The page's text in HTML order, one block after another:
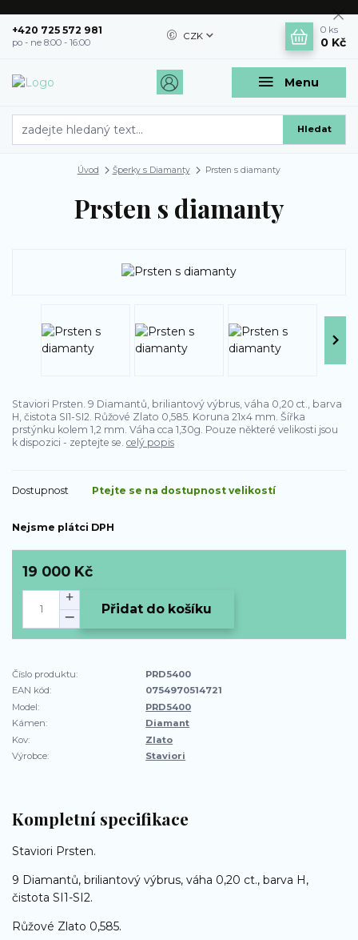
Menu
CZK
Hledat
+420 725 572 981
po - ne 8:00 - 16:00
0 ks
0 Kč
Úvod Šperky s Diamanty Prsten s diamanty
Prsten s diamanty
Staviori Prsten. 9 Diamantů, briliantový výbrus, váha 0,20 ct., barva
H, čistota SI1-SI2. Růžové Zlato 0,585. Koruna 21x4 mm. Šířka
prstýnku kolem 1,2 mm. Váha cca 1,30g. Pouze některé velikosti jsou
k dispozici - zeptejte se. celý popis
Dostupnost Ptejte se na dostupnost velikostí
Nejsme plátci DPH
19 000 Kč
Přidat do košíku
Číslo produktu:
PRD5400
EAN kód:
0754970514721
Model:
PRD5400
Kámen:
Diamant
Kov:
Zlato
Výrobce:
Staviori
Kompletní specifikace
Staviori Prsten.
9 Diamantů, briliantový výbrus, váha 0,20 ct., barva H,
čistota SI1-SI2.
Růžové Zlato 0,585.